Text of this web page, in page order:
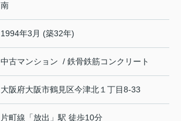
南
1994年3月 (築32年)
中古マンション / 鉄骨鉄筋コンクリート
大阪府大阪市鶴見区今津北１丁目8-33
片町線 「放出 」駅 徒歩10分